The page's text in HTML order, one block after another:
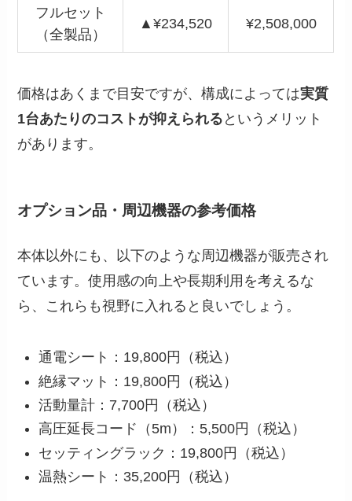
フルセット
（全製品）
▲¥234,520 ¥2,508,000
価格はあくまで目安ですが、構成によっては実質
1台あたりのコストが抑えられる というメリット
があります。
オプション品・周辺機器の参考価格
本体以外にも、以下のような周辺機器が販売され
ています。使用感の向上や長期利用を考えるな
ら、これらも視野に入れると良いでしょう。
通電シート：19,800円（税込）
絶縁マット：19,800円（税込）
活動量計：7,700円（税込）
高圧延長コード（5m）：5,500円（税込）
セッティングラック：19,800円（税込）
温熱シート：35,200円（税込）